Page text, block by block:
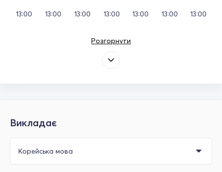
13:00 13:00 13:00 13:00 13:00 13:00 13:00
Розгорнути
Викладає